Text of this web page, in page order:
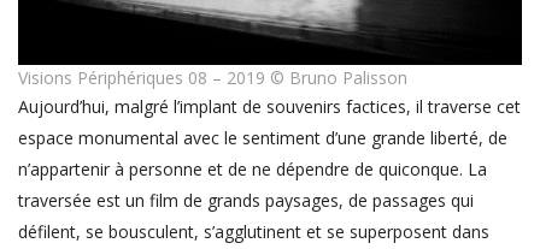
Visions Périphériques 08 – 2019 © Bruno Palisson
Aujourd’hui, malgré l’implant de souvenirs factices, il traverse cet
espace monumental avec le sentiment d’une grande liberté, de
n’appartenir à personne et de ne dépendre de quiconque. La
traversée est un film de grands paysages, de passages qui
défilent, se bousculent, s’agglutinent et se superposent dans